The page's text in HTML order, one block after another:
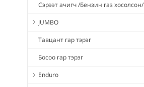
Сэрээт ачигч /Бензин газ хосолсон/
JUMBO
Тавцант гар тэрэг
Босоо гар тэрэг
Enduro